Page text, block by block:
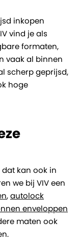
inkopen
vind je als
formaten,
vaak al binnen
scherp geprijsd,
hoge
kan ook in
we bij VIV een
,autolock
enveloppen
maten ook